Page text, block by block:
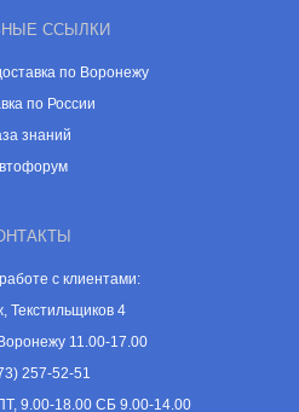
ССЫЛКИ
по Воронежу
по России
знаний
с клиентами:
Текстильщиков 4
11.00-17.00
257-52-51
9.00-18.00 СБ 9.00-14.00